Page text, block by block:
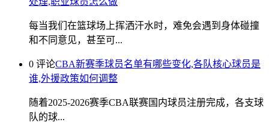
每当我们在篮球场上挥洒汗水时，难免会遇到身体碰撞
和不同意见，甚至可...
0 评论CBA新赛季球员名单有哪些变化,各队核心球员是
谁,外援政策如何调整
随着2025-2026赛季CBA联赛国内球员注册完成，各支球
队的球...